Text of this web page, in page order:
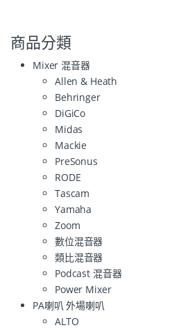
商品分類
Mixer 混音器
Allen & Heath
Behringer
DiGiCo
Midas
Mackie
PreSonus
RODE
Tascam
Yamaha
Zoom
數位混音器
類比混音器
Podcast 混音器
Power Mixer
PA喇叭 外場喇叭
ALTO